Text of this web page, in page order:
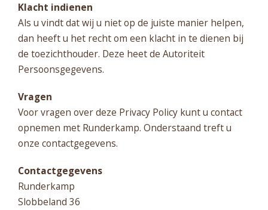
Klacht indienen
Als u vindt dat wij u niet op de juiste manier helpen,
dan heeft u het recht om een klacht in te dienen bij
de toezichthouder. Deze heet de Autoriteit
Persoonsgegevens.
Vragen
Voor vragen over deze Privacy Policy kunt u contact
opnemen met Runderkamp. Onderstaand treft u
onze contactgegevens.
Contactgegevens
Runderkamp
Slobbeland 36